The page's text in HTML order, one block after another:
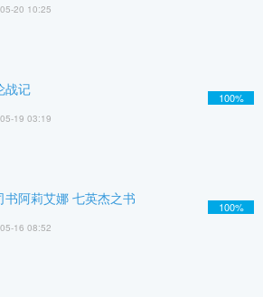
05-20 10:25
战记
05-19 03:19
100%
书阿莉艾娜 七英杰之书
05-16 08:52
100%